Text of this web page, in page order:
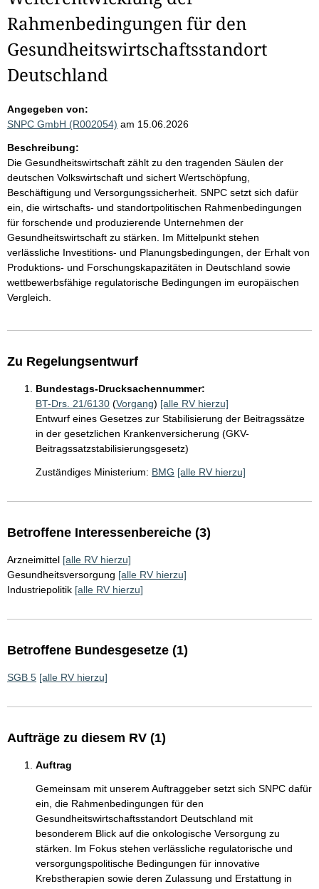
Rahmenbedingungen für den
Gesundheitswirtschaftsstandort
Deutschland
Angegeben von:
SNPC GmbH (R002054) am 15.06.2026
Beschreibung:
Die Gesundheitswirtschaft zählt zu den tragenden Säulen der
deutschen Volkswirtschaft und sichert Wertschöpfung,
Beschäftigung und Versorgungssicherheit. SNPC setzt sich dafür
ein, die wirtschafts- und standortpolitischen Rahmenbedingungen
für forschende und produzierende Unternehmen der
Gesundheitswirtschaft zu stärken. Im Mittelpunkt stehen
verlässliche Investitions- und Planungsbedingungen, der Erhalt von
Produktions- und Forschungskapazitäten in Deutschland sowie
wettbewerbsfähige regulatorische Bedingungen im europäischen
Vergleich.
Zu Regelungsentwurf
Bundestags-Drucksachennummer:
BT-Drs. 21/6130 (Vorgang) [alle RV hierzu]
Entwurf eines Gesetzes zur Stabilisierung der Beitragssätze
in der gesetzlichen Krankenversicherung (GKV-
Beitragssatzstabilisierungsgesetz)
Zuständiges Ministerium: BMG [alle RV hierzu]
Betroffene Interessenbereiche (3)
Arzneimittel [alle RV hierzu]
Gesundheitsversorgung [alle RV hierzu]
Industriepolitik [alle RV hierzu]
Betroffene Bundesgesetze (1)
SGB 5 [alle RV hierzu]
Aufträge zu diesem RV (1)
Auftrag
Gemeinsam mit unserem Auftraggeber setzt sich SNPC dafür
ein, die Rahmenbedingungen für den
Gesundheitswirtschaftsstandort Deutschland mit
besonderem Blick auf die onkologische Versorgung zu
stärken. Im Fokus stehen verlässliche regulatorische und
versorgungspolitische Bedingungen für innovative
Krebstherapien sowie deren Zulassung und Erstattung in